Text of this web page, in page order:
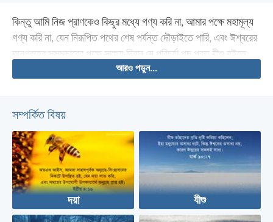
কিন্তু আমি নিজ প্রাণকেও কিছুর মধ্যে গণ্য করি না, আমার পক্ষে মহামূল্য
গণ্য করি না, যেন নিরূপিত পথের শেষ পর্যন্ত দৌড়াইতে পারি, এবং ঈশ্বরের
অনুগ্রহের সুসমাচারের পক্ষে সাক্ষ্য দিবার যে পরিচর্যা পদ প্রভু যীশু হইতে
পাইয়াছি, তাহা সমাপ্ত করিতে পারি।আরও পড়ুন...
সম্পর্কিত বিষয়
দয়া যীশু